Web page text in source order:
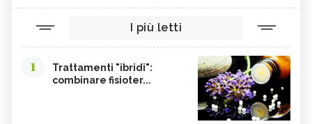
I più letti
1
Trattamenti "ibridi":
combinare fisioter...